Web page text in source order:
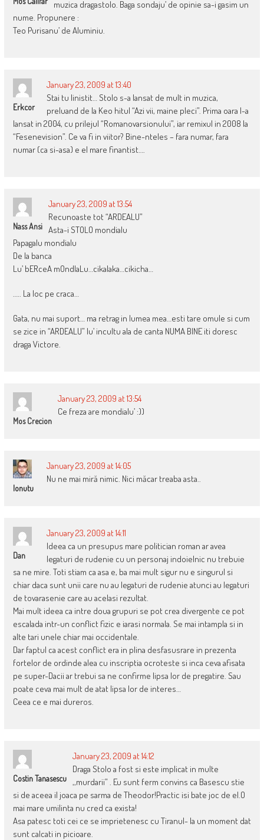
muzica dragastolo. Baga sondaju’ de opinie sa-i gasim un
nume. Propunere :
Teo Purisanu’ de Aluminiu.
Erkcor
January 23, 2009 at 13:40
Stai tu linistit… Stolo s-a lansat de mult in muzica,
preluand de la Keo hitul “Azi vii, maine pleci”. Prima oara l-a
lansat in 2004, cu prilejul “Romanovarsionului”, iar remixul in 2008 la
“Fesenevision”. Ce va fi in viitor? Bine-nteles – fara numar, fara
numar (ca si-asa) e el mare finantist….
Nass Ansi
January 23, 2009 at 13:54
Recunoaste tot “ARDEALU”
Asta-i STOLO mondialu
Papagalu mondialu
De la banca
Lu’ bERceA mOndIaLu…cikalaka…cikicha…
….. La loc pe craca…
Gata, nu mai suport… ma retrag in lumea mea…esti tare omule si cum
se zice in “ARDEALU” lu’ incultu ala de canta NUMA BINE iti doresc
draga Victore.
Mos Crecion
January 23, 2009 at 13:54
Ce freza are mondialu’ :))
Ionutu
January 23, 2009 at 14:05
Nu ne mai miră nimic. Nici măcar treaba asta..
Dan
January 23, 2009 at 14:11
Ideea ca un presupus mare politician roman ar avea
legaturi de rudenie cu un personaj indoielnic nu trebuie
sa ne mire. Toti stiam ca asa e, ba mai mult sigur nu e singurul si
chiar daca sunt unii care nu au legaturi de rudenie atunci au legaturi
de tovarasenie care au acelasi rezultat.
Mai mult ideea ca intre doua grupuri se pot crea divergente ce pot
escalada intr-un conflict fizic e iarasi normala. Se mai intampla si in
alte tari unele chiar mai occidentale.
Dar faptul ca acest conflict era in plina desfasusrare in prezenta
fortelor de ordinde alea cu inscriptia ocroteste si inca ceva afisata
pe super-Dacii ar trebui sa ne confirme lipsa lor de pregatire. Sau
poate ceva mai mult de atat lipsa lor de interes…
Ceea ce e mai dureros.
Costin Tanasescu
January 23, 2009 at 14:12
Draga Stolo a fost si este implicat in multe
,,murdarii” . Eu sunt ferm convins ca Basescu stie
si de aceea il joaca pe sarma de Theodor!Practic isi bate joc de el.O
mai mare umilinta nu cred ca exista!
Asa patesc toti cei ce se imprietenesc cu Tiranul- la un moment dat
sunt calcati in picioare.